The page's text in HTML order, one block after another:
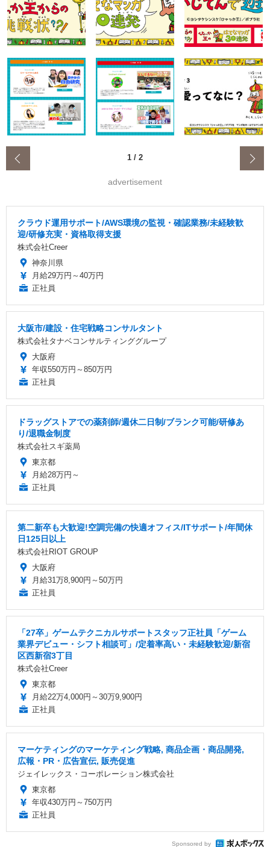
1 / 2
advertisement
クラウド運用サポート/AWS環境の監視・確認業務/未経験歓
迎/研修充実・資格取得支援
株式会社Creer
神奈川県
月給29万円～40万円
正社員
大阪市/建設・住宅戦略コンサルタント
株式会社タナベコンサルティンググループ
大阪府
年収550万円～850万円
正社員
ドラッグストアでの薬剤師/週休二日制/ブランク可能/研修あ
り/退職金制度
株式会社スギ薬局
東京都
月給28万円～
正社員
第二新卒も大歓迎!空調完備の快適オフィス/ITサポート/年間休
日125日以上
株式会社RIOT GROUP
大阪府
月給31万8,900円～50万円
正社員
「27卒」ゲームテクニカルサポートスタッフ正社員「ゲーム
業界デビュー・シフト相談可」/定着率高い・未経験歓迎/新宿
区西新宿3丁目
株式会社Creer
東京都
月給22万4,000円～30万9,900円
正社員
マーケティングのマーケティング戦略, 商品企画・商品開発,
広報・PR・広告宣伝, 販売促進
ジェイレックス・コーポレーション株式会社
東京都
年収430万円～750万円
正社員
Sponsored by